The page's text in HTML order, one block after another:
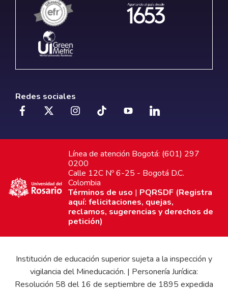
Redes sociales
Línea de atención Bogotá: (601) 297
0200
Calle 12C Nº 6-25 - Bogotá D.C.
Colombia
Términos de uso | PQRSDF (Registra
aquí: felicitaciones, quejas,
reclamos, sugerencias y derechos de
petición)
Institución de educación superior sujeta a la inspección y
vigilancia del Mineducación. | Personería Jurídica:
Resolución 58 del 16 de septiembre de 1895 expedida